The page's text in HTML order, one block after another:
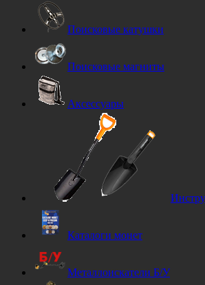
Поисковые катушки
Поисковые магниты
Аксессуары
Каталоги монет
Металлоискатели Б/У